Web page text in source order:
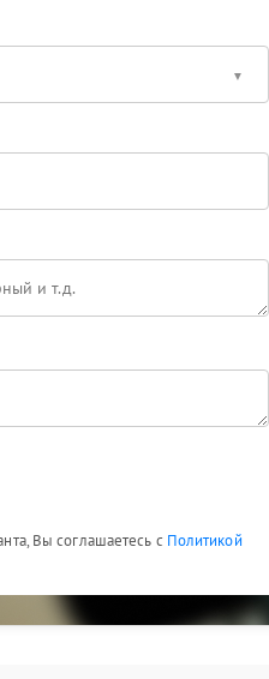
Вы соглашаетесь с Политикой